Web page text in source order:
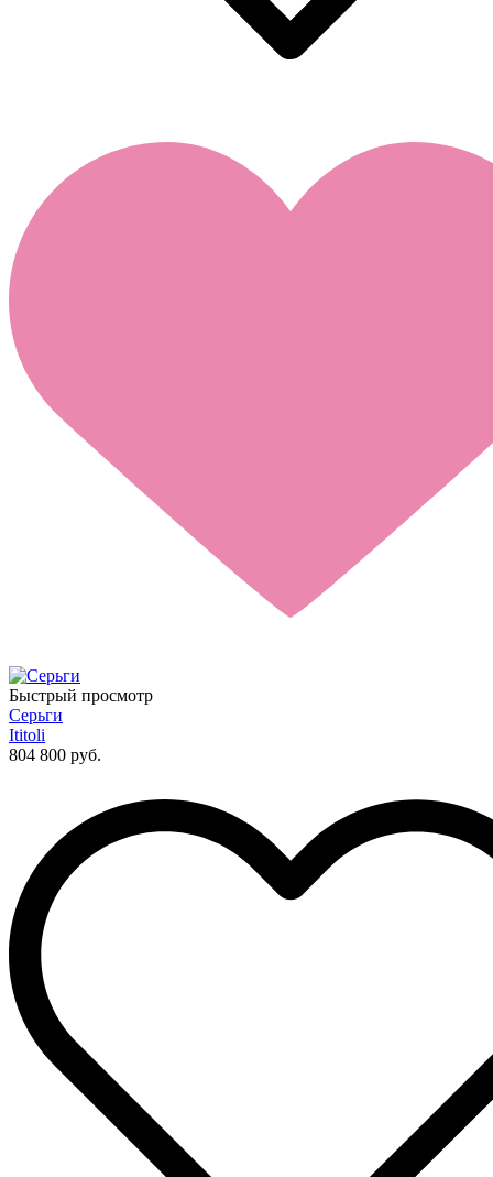
Быстрый просмотр
Серьги
Ititoli
804 800 руб.